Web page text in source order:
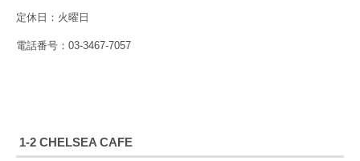
定休日：火曜日
電話番号：03-3467-7057
1-2 CHELSEA CAFE